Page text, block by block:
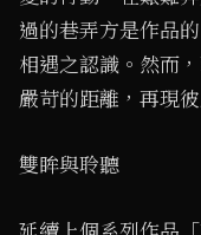
過的巷弄方是作品
相遇之認識。然而
嚴苛的距離，再現
雙眸與聆聽